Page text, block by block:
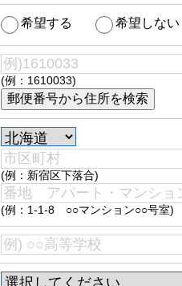
希望する 希望しない
(例：1610033)
(例：新宿区下落合)
(例：1-1-8 ○○マンション○○号室)